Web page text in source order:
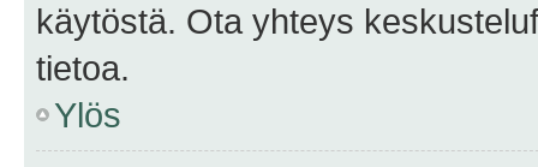
käytöstä. Ota yhteys
tietoa.
Ylös